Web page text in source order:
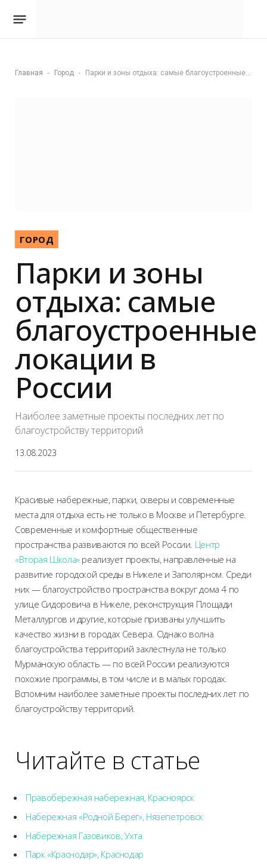
Главная - Город - Парки и зоны отдыха: самые благоустроенные локации в России
ГОРОД
Парки и зоны
отдыха: самые
благоустроенные
локации в
России
Наиболее заметные проекты последних лет по
благоустройству территорий
13.08.2023
Красивые набережные, парки, скверы и современные
места для отдыха есть не только в Москве и Петербурге.
Современные и комфортные общественные
пространства развиваются по всей России. Центр
«Вторая Школа»реализует проекты, направленные на
развитие городской среды в Никеле и Заполярном. Среди
них — благоустройство пространства вокруг дома 4 по
улице Сидоровича в Никеле, реконструкция Площади
Металлургов и другие, которые призваны улучшить
качество жизни в городах Севера. Однако волна
благоустройства территорий захлестнула не только
Мурманскую область — по всей России реализуются
похожие программы, в том числе и в малых городах.
Вспомним наиболее заметные проекты последних лет по
благоустройству территорий.
Читайте в статье
Правобережная набережная, Красноярск
Набережная «Родной Берег», Нязепетровск
Набережная Газовиков, Ухта
Парк «Краснодар», Краснодар